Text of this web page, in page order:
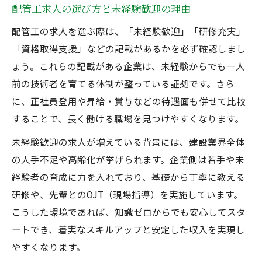
配管工の資格勉強法と効率的な学び方
配管工求人で評価される資格の種類と特徴
転職活動なら未経験歓迎の配管工がおすすめ
配管工未経験でも転職しやすい理由とは
配管工求人で注目すべき未経験者支援制度
配管工未経験歓迎企業の特徴とメリット
配管工未経験でも安心して働ける職場環境
手に職を付ける配管工キャリア形成術
配管工未経験者が手に職を付けるメリット
配管工キャリアアップの具体的なステップ
配管工未経験から正社員を目指す流れ
配管工の実務経験が将来に活きる理由
配管工求人の選び方と未経験歓迎の理由
配管工の求人を選ぶ際は、「未経験歓迎」「研修充実」
「資格取得支援」などの記載があるかを必ず確認しまし
ょう。これらの記載がある企業は、未経験からでも一人
前の技術者を育てる体制が整っている証拠です。さら
に、正社員登用や昇給・賞与などの待遇面も併せて比較
することで、長く働ける職場を見つけやすくなります。
未経験歓迎の求人が増えている背景には、建設業界全体
の人手不足や高齢化が挙げられます。企業側は若手や未
経験者の育成に力を入れており、基礎から丁寧に教える
研修や、先輩とのOJT（現場指導）を実施しています。
こうした環境であれば、知識ゼロからでも安心してスタ
ートでき、着実なスキルアップと安定した収入を実現し
やすくなります。